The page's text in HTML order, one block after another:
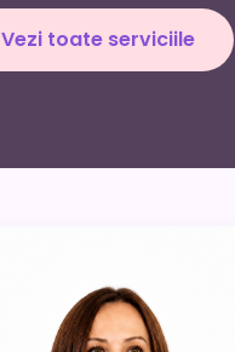
Vezi toate serviciile